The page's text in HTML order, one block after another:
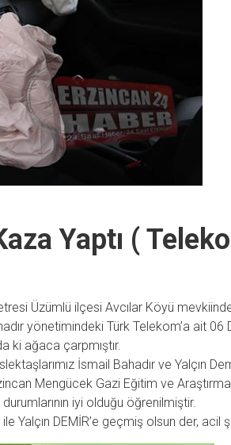
Yaptı (
Üzümlü ilçesi Avcılar Köyü
yönetimindeki Türk Telekom’a ait
ki ağaca çarpmıştır.
İsmail Bahadır ve Yalçın
Mengücek Gazi Eğitim ve
iyi olduğu öğrenilmiştir.
Yalçın DEMİR’e geçmiş olsun der, acil